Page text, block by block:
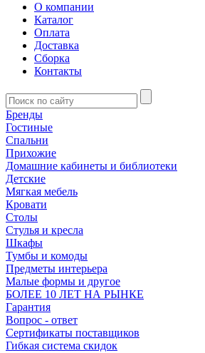
О компании
Каталог
Оплата
Доставка
Сборка
Контакты
Бренды
Гостиные
Спальни
Прихожие
Домашние кабинеты и библиотеки
Детские
Мягкая мебель
Кровати
Столы
Стулья и кресла
Шкафы
Тумбы и комоды
Предметы интерьера
Малые формы и другое
БОЛЕЕ 10 ЛЕТ НА РЫНКЕ
Гарантия
Вопрос - ответ
Сертификаты поставщиков
Гибкая система скидок